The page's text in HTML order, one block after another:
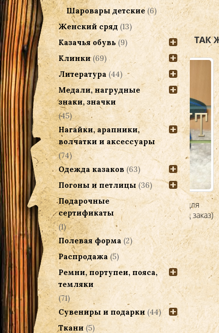
ТАК
Фуражка детская казачья для
любого войска казачьего (под заказ)
1,500.00Р
Выбрать ...
Шаровары детские (6)
Женский сряд (13)
Казачья обувь (9)
Клинки (69)
Литература (44)
Медали, нагрудные
знаки, значки
(45)
Нагайки, арапники,
волчатки и аксессуары
(74)
Одежда казаков (63)
Погоны и петлицы (36)
Подарочные
сертификаты
(1)
Полевая форма (2)
Распродажа (5)
Ремни, портупеи, пояса,
темляки
(71)
Сувениры и подарки (44)
Ткани (5)